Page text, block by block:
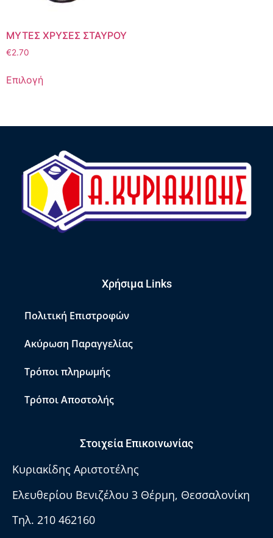
ΜΥΤΕΣ ΧΡΥΣΕΣ ΣΤΑΥΡΟΥ
€2.70
Επιλογή
Χρήσιμα Links
Πολιτική Επιστροφών
Ακύρωση Παραγγελίας
Τρόποι πληρωμής
Τρόποι Αποστολής
Στοιχεία Επικοινωνίας
Κυριακίδης Αριστοτέλης
Ελευθερίου Βενιζέλου 3 Θέρμη, Θεσσαλονίκη
Τηλ. 210 462160